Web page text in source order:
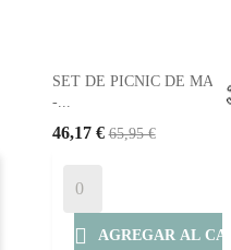
SET DE PICNIC DE
-...
46,17 € 65,95 €
 AGREGAR AL